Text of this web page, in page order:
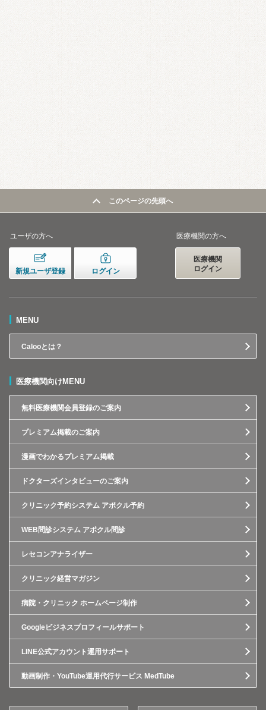
このページの先頭へ
ユーザの方へ
新規ユーザ登録 ログイン
医療機関の方へ
医療機関
ログイン
MENU
Calooとは？
医療機関向けMENU
無料医療機関会員登録のご案内
プレミアム掲載のご案内
漫画でわかるプレミアム掲載
ドクターズインタビューのご案内
クリニック予約システム アポクル予約
WEB問診システム アポクル問診
レセコンアナライザー
クリニック経営マガジン
病院・クリニック ホームページ制作
Googleビジネスプロフィールサポート
LINE公式アカウント運用サポート
動画制作・YouTube運用代行サービス MedTube